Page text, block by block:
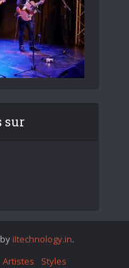
sur
iItechnology.in.
Artistes Styles